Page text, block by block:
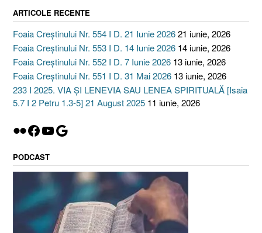
ARTICOLE RECENTE
Foaia Creștinului Nr. 554 I D. 21 Iunie 202621 iunie, 2026
Foaia Creștinului Nr. 553 I D. 14 Iunie 2026 14 iunie, 2026
Foaia Creștinului Nr. 552 I D. 7 Iunie 2026 13 iunie, 2026
Foaia Creștinului Nr. 551 I D. 31 Mai 2026 13 iunie, 2026
233 I 2025. VIA ȘI LENEVIA SAU LENEA SPIRITUALĂ [Isaia
5.7 I 2 Petru 1.3-5] 21 August 2025 11 iunie, 2026
Flickr
Facebook
YouTube
Google
PODCAST